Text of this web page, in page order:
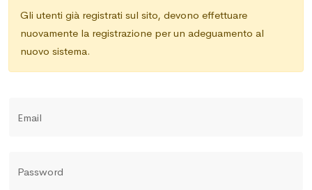
Gli utenti già registrati sul sito, devono effettuare
nuovamente la registrazione per un adeguamento al
nuovo sistema.
Email
Password